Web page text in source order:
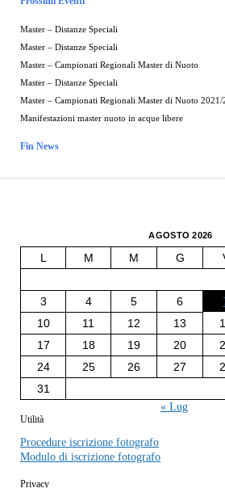
Master – Distanze Speciali
Master – Distanze Speciali
Master – Campionati Regionali Master di Nuoto
Master – Distanze Speciali
Master – Campionati Regionali Master di Nuoto 2021/
Manifestazioni master nuoto in acque libere
Fin News
AGOSTO 2026
L M M G
3
4 5 6
10
11 12 13
17
18 19 20
24
25 26 27
31
« Lug
Utilità
Procedure iscrizione fotografo
Modulo di iscrizione fotografo
Privacy